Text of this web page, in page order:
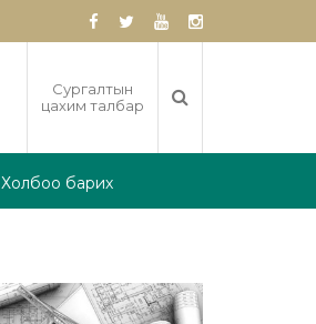
Сургалтын
цахим талбар
Холбоо барих